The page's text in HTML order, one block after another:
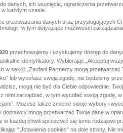
danych, ich usunięcia, ograniczenia
każdym czasie.
przetwarzania danych oraz przysługujących
w tym dotyczące możliwości
przechowujemy i uzyskujemy dostęp do
identyfikatory. Wybierając „Akceptuj
w sekcji „Zaufani Partnerzy mogą przetwarzać
lub wycofasz swoją zgodę, nie będziemy
mogą nie być dla Ciebie odpowiednie.
nimi zarządzać, w tym wycofać swoją zgodę,
Możesz także zmienić swoje wybory i
mogą przetwarzać Twoje dane w
w każdej chwili sprzeciwić się temu rodzajowi
"Ustawienia cookies" na dole strony. Nie